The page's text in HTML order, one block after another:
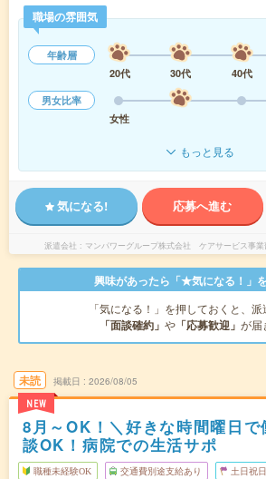
職場の雰囲気
年齢層
20代
30代 40代
男女比率
女性
もっと見る
気になる! 応募へ進む
派遣会社 マンパワーグループ株式会社 ケアサービス事
興味があったら「★気になる！」
「気になる！」を押しておくと、派
「面談確約」 や 「応募歓迎」 が届
未読
NEW
掲載日 2026/08/05
8月～OK！＼好きな時間曜日
談OK！病院での生活サポ
職種未経験OK 交通費別途支給あり 土日祝